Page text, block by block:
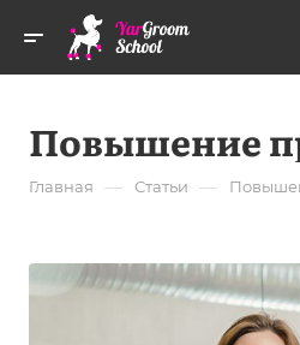
Повышение
Главная — Статьи —